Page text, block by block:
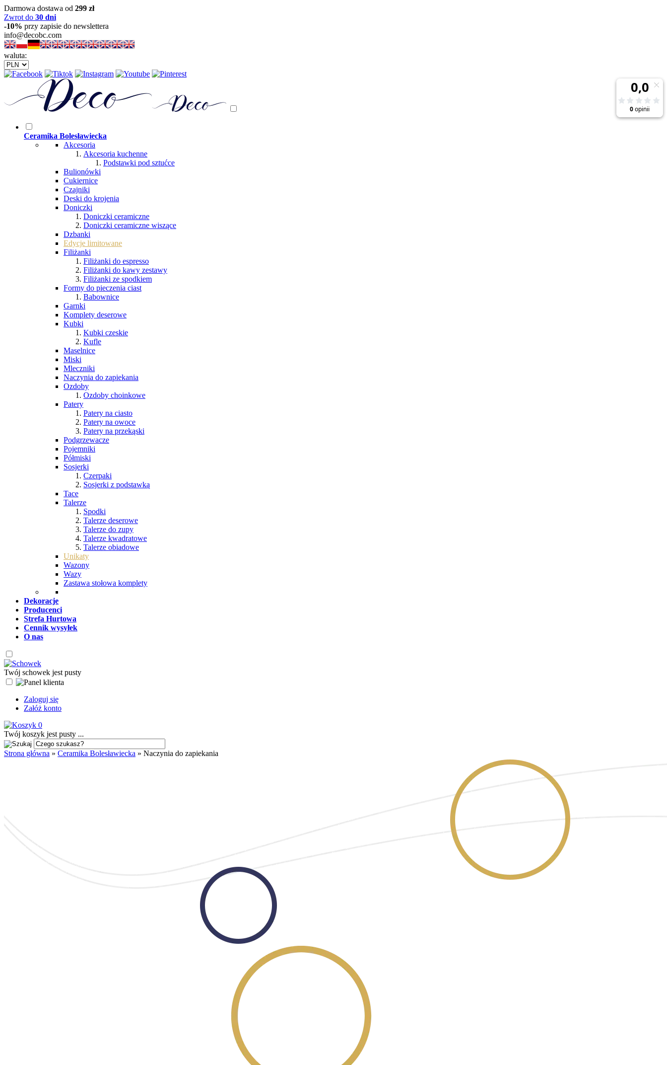
Darmowa dostawa od 299 zł
Zwrot do 30 dni
-10% przy zapisie do newslettera
info@decobc.com
waluta:
Ceramika Bolesławiecka
Akcesoria
Akcesoria kuchenne
Podstawki pod sztućce
Bulionówki
Cukiernice
Czajniki
Deski do krojenia
Doniczki
Doniczki ceramiczne
Doniczki ceramiczne wiszące
Dzbanki
Edycje limitowane
Filiżanki
Filiżanki do espresso
Filiżanki do kawy zestawy
Filiżanki ze spodkiem
Formy do pieczenia ciast
Babownice
Garnki
Komplety deserowe
Kubki
Kubki czeskie
Kufle
Maselnice
Miski
Mleczniki
Naczynia do zapiekania
Ozdoby
Ozdoby choinkowe
Patery
Patery na ciasto
Patery na owoce
Patery na przekąski
Podgrzewacze
Pojemniki
Półmiski
Sosjerki
Czerpaki
Sosjerki z podstawką
Tace
Talerze
Spodki
Talerze deserowe
Talerze do zupy
Talerze kwadratowe
Talerze obiadowe
Unikaty
Wazony
Wazy
Zastawa stołowa komplety
Dekoracje
Producenci
Strefa Hurtowa
Cennik wysyłek
O nas
Twój schowek jest pusty
Zaloguj się
Załóż konto
0
Twój koszyk jest pusty ...
Strona główna » Ceramika Bolesławiecka » Naczynia do zapiekania